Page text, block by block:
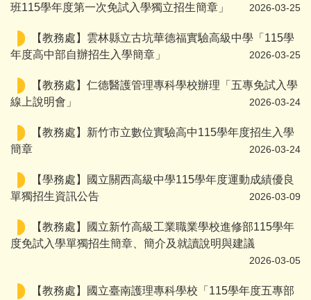
班115學年度第一次免試入學獨立招生簡章」
2026-03-25
【教務處】雲林縣立古坑華德福實驗高級中學「115學
年度高中部自辦招生入學簡章」
2026-03-25
【教務處】仁德醫護管理專科學校辦理「五專免試入學
線上說明會」
2026-03-24
【教務處】新竹市立數位實驗高中115學年度招生入學
簡章
2026-03-24
【學務處】國立關西高級中學115學年度運動成績優良
單獨招生資訊公告
2026-03-09
【教務處】國立新竹高級工業職業學校進修部115學年
度免試入學單獨招生簡章、簡介及就讀說明與建議
2026-03-05
【教務處】國立臺南護理專科學校「115學年度五專部